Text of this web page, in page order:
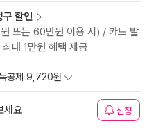
구 할인
또는 60만원 이용 시) / 카드 발
대 1만원 혜택 제공
공제 9,720원
세요 신청